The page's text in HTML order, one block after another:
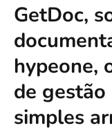
GetDoc,
hypeone,
de
simples